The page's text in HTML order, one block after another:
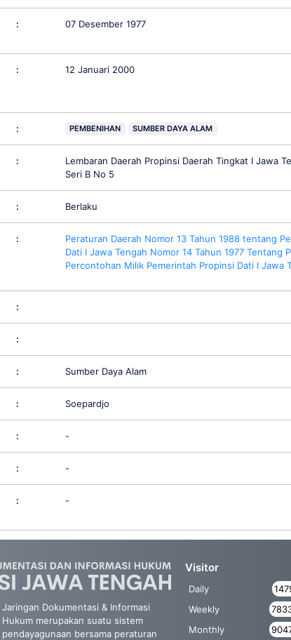
: 07 Desember 1977
: 12 Januari 2000
: PEMBENIHAN SUMBER DAYA ALAM
:
Lembaran Daerah Propinsi Daerah Tingkat I Jawa
Seri B No 5
: Berlaku
:
Peraturan Daerah Nomor 13 Tahun 1988 tentang
Dati I Jawa Tengah Nomor 14 Tahun 1977 Tentang
Percontohan Milik Pemerintah Propinsi Dati I Jawa
:
:
: Sumber Daya Alam
: Soepardjo
: -
: -
: -
Jaringan Dokumentasi & Informasi
Hukum merupakan suatu sistem
pendayagunaan bersama peraturan
Visitor
Daily
Weekly
Monthly